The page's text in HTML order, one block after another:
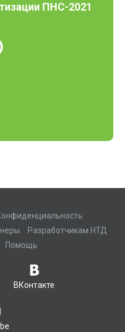
ПНС-2021
Разработчикам НТД
Помощь
ВКонтакте